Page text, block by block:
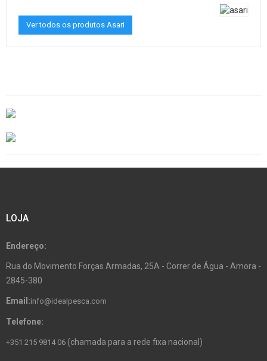
Ver todos os produtos Asari
LOJA
Endereço:
Rua do Movimento Forças Armadas, 25A - Correr de Água - Amora -
2845-380
Email:info@idealpesca.com
Telefone:
+351 215 9814 06 (chamada para a rede fixa nacional)